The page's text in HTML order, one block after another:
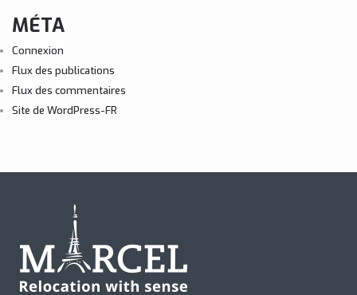
MÉTA
Connexion
Flux des publications
Flux des commentaires
Site de WordPress-FR